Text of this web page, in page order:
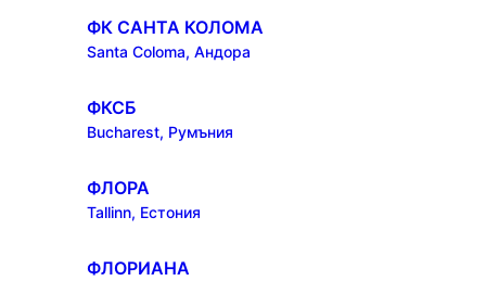
ФК САНТА КОЛОМА
Santa Coloma, Андора
ФКСБ
Bucharest, Румъния
ФЛОРА
Tallinn, Естония
ФЛОРИАНА